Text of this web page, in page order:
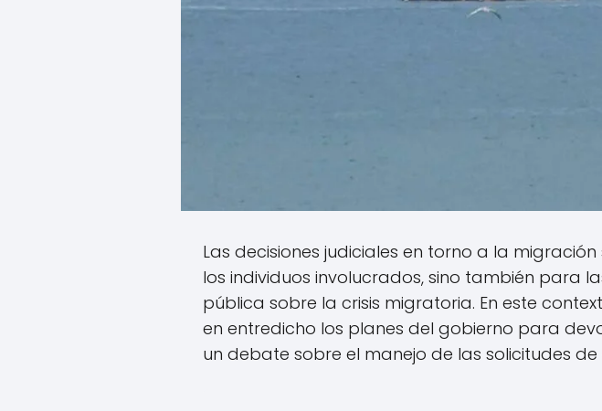
Las decisiones judiciales en torno a la
los individuos involucrados, sino también para
pública sobre la crisis migratoria. En este
en entredicho los planes del gobierno para
un debate sobre el manejo de las solicitudes de